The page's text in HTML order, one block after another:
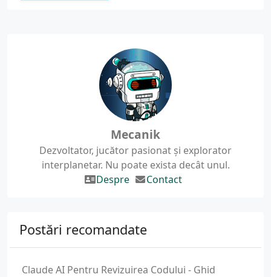
Mecanik
Dezvoltator, jucător pasionat și explorator
interplanetar. Nu poate exista decât unul.
Despre
Contact
Postări recomandate
Claude AI Pentru Revizuirea Codului - Ghid